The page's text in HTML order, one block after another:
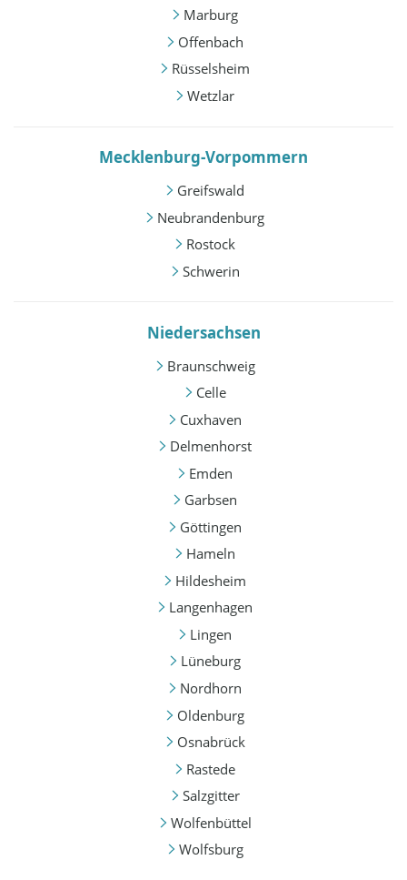
Marburg
Offenbach
Rüsselsheim
Wetzlar
Mecklenburg-Vorpommern
Greifswald
Neubrandenburg
Rostock
Schwerin
Niedersachsen
Braunschweig
Celle
Cuxhaven
Delmenhorst
Emden
Garbsen
Göttingen
Hameln
Hildesheim
Langenhagen
Lingen
Lüneburg
Nordhorn
Oldenburg
Osnabrück
Rastede
Salzgitter
Wolfenbüttel
Wolfsburg